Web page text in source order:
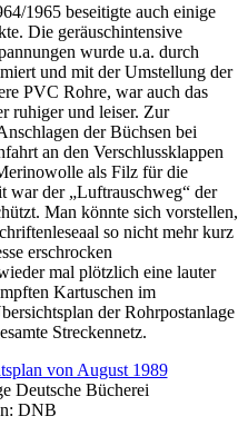
1965 beseitigte auch einige
Die geräuschintensive
wurde u.a. durch
und mit der Umstellung der
PVC Rohre, war auch das
ruhiger und leiser. Zur
der Büchsen bei
an den Verschlussklappen
als Filz für die
war der „Luftrauschweg“ der
Man könnte sich vorstellen,
so nicht mehr kurz
erschrocken
mal plötzlich eine lauter
Kartuschen im
der Rohrpostanlage
Streckennetz.
Deutsche Bücherei
DNB